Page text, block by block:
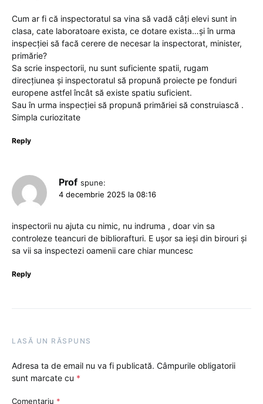
Cum ar fi că inspectoratul sa vina să vadă câți elevi sunt in
clasa, cate laboratoare exista, ce dotare exista…și în urma
inspecției să facă cerere de necesar la inspectorat, minister,
primărie?
Sa scrie inspectorii, nu sunt suficiente spatii, rugam
direcțiunea și inspectoratul să propună proiecte pe fonduri
europene astfel încât să existe spatiu suficient.
Sau în urma inspecției să propună primăriei să construiască .
Simpla curiozitate
Reply
Prof spune:
4 decembrie 2025 la 08:16
inspectorii nu ajuta cu nimic, nu indruma , doar vin sa
controleze teancuri de bibliorafturi. E ușor sa ieși din birouri și
sa vii sa inspectezi oamenii care chiar muncesc
Reply
LASĂ UN RĂSPUNS
Adresa ta de email nu va fi publicată. Câmpurile obligatorii
sunt marcate cu *
Comentariu *